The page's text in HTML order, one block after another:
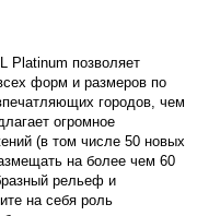
Platinum позволяет
форм и размеров по
городов, чем
огромное
(в том числе 50 новых
на более чем 60
рельеф и
на себя роль